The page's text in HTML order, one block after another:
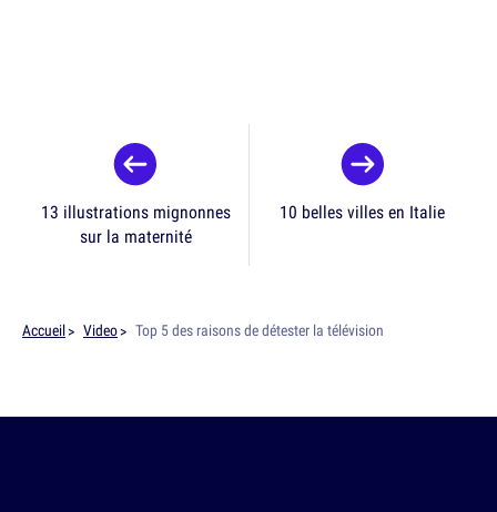
13 illustrations mignonnes
sur la maternité
10 belles villes en Italie
Accueil Video Top 5 des raisons de détester la télévision